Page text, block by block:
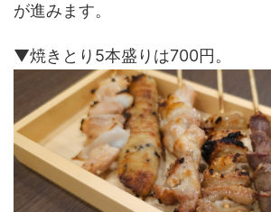
が進みます。
▼焼きとり5本盛りは700円。